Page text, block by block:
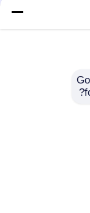
شاشة عرض LED داخلية
فائقة الدقة بتقنية COB